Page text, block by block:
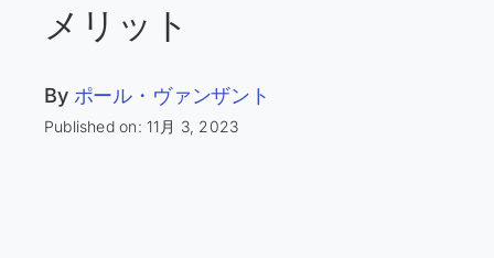
メリット
By ポール・ヴァンザント
Published on: 11月 3, 2023